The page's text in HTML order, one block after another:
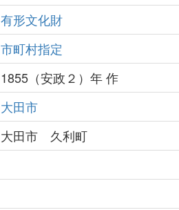
有形文化財
市町村指定
1855（安政２）年 作
大田市
大田市 久利町